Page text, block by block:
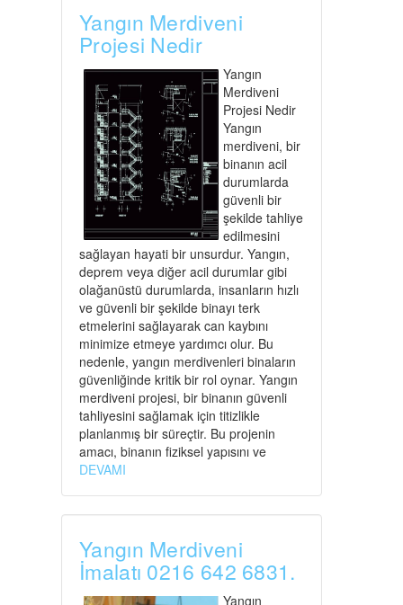
Yangın Merdiveni
Projesi Nedir
Yangın
Merdiveni
Projesi Nedir
Yangın
merdiveni, bir
binanın acil
durumlarda
güvenli bir
şekilde tahliye
edilmesini
sağlayan hayati bir unsurdur. Yangın,
deprem veya diğer acil durumlar gibi
olağanüstü durumlarda, insanların hızlı
ve güvenli bir şekilde binayı terk
etmelerini sağlayarak can kaybını
minimize etmeye yardımcı olur. Bu
nedenle, yangın merdivenleri binaların
güvenliğinde kritik bir rol oynar. Yangın
merdiveni projesi, bir binanın güvenli
tahliyesini sağlamak için titizlikle
planlanmış bir süreçtir. Bu projenin
amacı, binanın fiziksel yapısını ve
DEVAMI
Yangın Merdiveni
İmalatı 0216 642 6831.
Yangın